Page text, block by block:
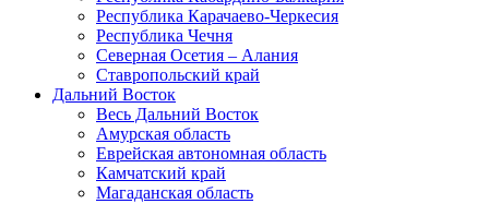
Республика Карачаево-Черкесия
Республика Чечня
Северная Осетия – Алания
Ставропольский край
Дальний Восток
Весь Дальний Восток
Амурская область
Еврейская автономная область
Камчатский край
Магаданская область